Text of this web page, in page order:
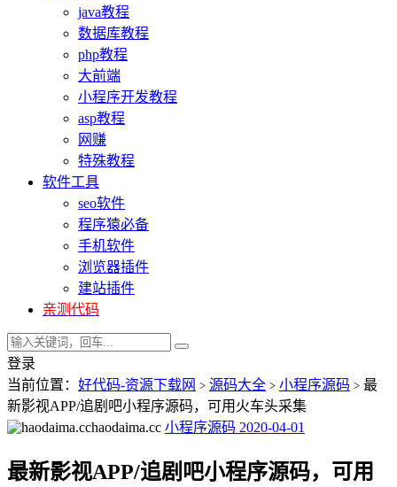
java教程
数据库教程
php教程
大前端
小程序开发教程
asp教程
网赚
特殊教程
软件工具
seo软件
程序猿必备
手机软件
浏览器插件
建站插件
亲测代码
登录
当前位置： 好代码-资源下载网 > 源码大全 > 小程序源码 > 最
新影视APP/追剧吧小程序源码，可用火车头采集
haodaima.cc 小程序源码 2020-04-01
最新影视APP/追剧吧小程序源码，可用